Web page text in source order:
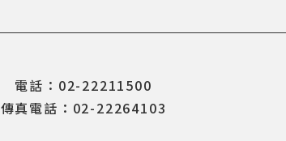
電話：02-22211500
傳真電話：02-22264103